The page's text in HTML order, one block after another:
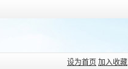
设为首页 加入收藏